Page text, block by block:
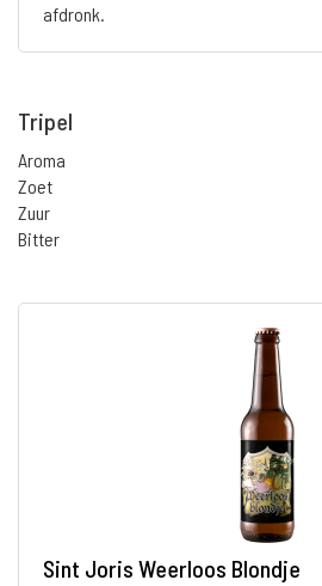
afdronk.
Tripel
Aroma
Zoet
Zuur
Bitter
Sint Joris Weerloos Blondje